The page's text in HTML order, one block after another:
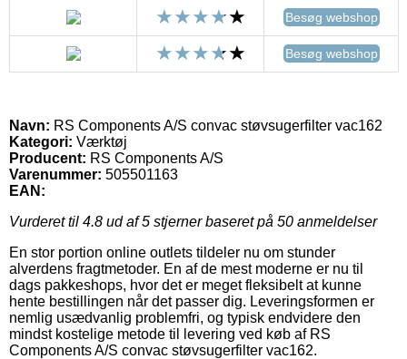
Besøg webshop
Besøg webshop
Navn: RS Components A/S convac støvsugerfilter vac162
Kategori: Værktøj
Producent: RS Components A/S
Varenummer: 505501163
EAN:
Vurderet til 4.8 ud af 5 stjerner baseret på 50 anmeldelser
En stor portion online outlets tildeler nu om stunder
alverdens fragtmetoder. En af de mest moderne er nu til
dags pakkeshops, hvor det er meget fleksibelt at kunne
hente bestillingen når det passer dig. Leveringsformen er
nemlig usædvanlig problemfri, og typisk endvidere den
mindst kostelige metode til levering ved køb af RS
Components A/S convac støvsugerfilter vac162.